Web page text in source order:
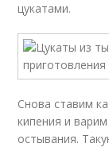
цукатами.
Снова ставим
кипения и
остывания.